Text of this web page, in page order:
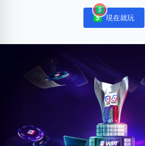
Notifications
現在就玩